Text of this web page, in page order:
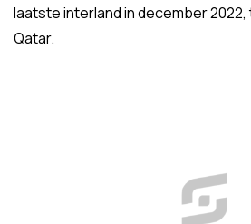
laatste interland in december 2022,
Qatar.